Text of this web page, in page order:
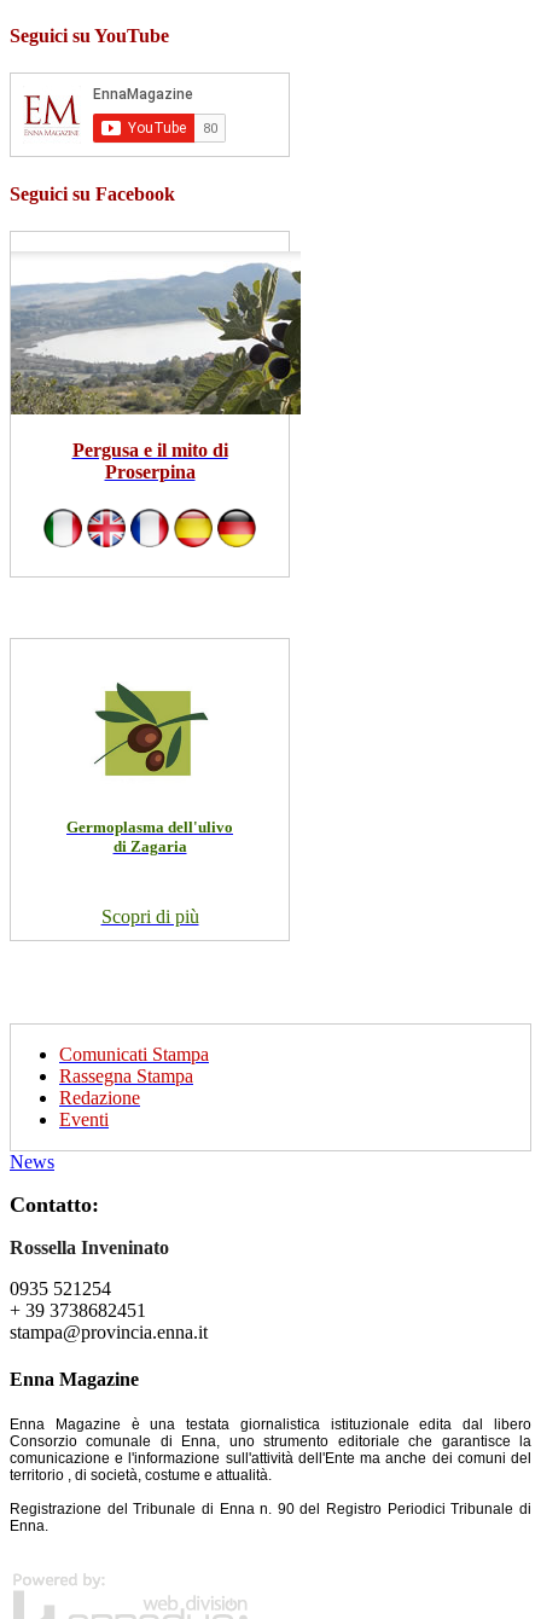
Seguici su YouTube
Seguici su Facebook
Pergusa e il mito di
Proserpina
Germoplasma dell'ulivo
di Zagaria
Scopri di più
Comunicati Stampa
Rassegna Stampa
Redazione
Eventi
News
Contatto:
Rossella Inveninato
0935 521254
+ 39 3738682451
stampa@provincia.enna.it
Enna Magazine
Enna Magazine è una testata giornalistica istituzionale edita dal libero
Consorzio comunale di Enna, uno strumento editoriale che garantisce la
comunicazione e l'informazione sull'attività dell'Ente ma anche dei comuni del
territorio , di società, costume e attualità.
Registrazione del Tribunale di Enna n. 90 del Registro Periodici Tribunale di
Enna.